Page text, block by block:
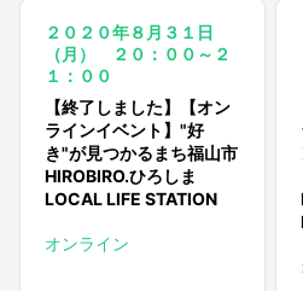
２０２０年８月３１日
（月） ２０：００～２
１：００
【終了しました】【オン
ラインイベント】"好
き"が見つかるまち福山市
HIROBIRO.ひろしま
LOCAL LIFE STATION
オンライン